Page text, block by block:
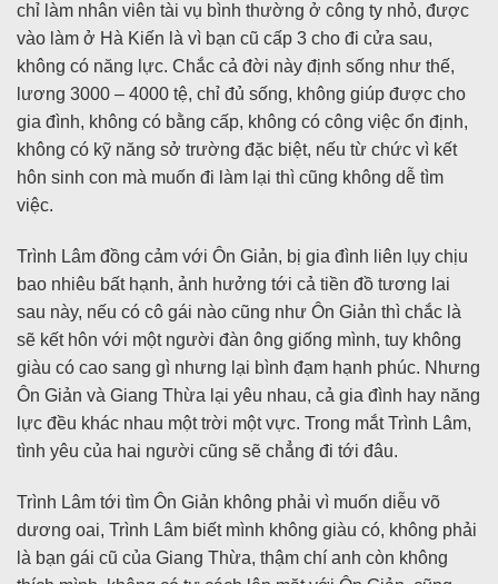
chỉ làm nhân viên tài vụ bình thường ở công ty nhỏ, được
vào làm ở Hà Kiến là vì bạn cũ cấp 3 cho đi cửa sau,
không có năng lực. Chắc cả đời này định sống như thế,
lương 3000 – 4000 tệ, chỉ đủ sống, không giúp được cho
gia đình, không có bằng cấp, không có công việc ổn định,
không có kỹ năng sở trường đặc biệt, nếu từ chức vì kết
hôn sinh con mà muốn đi làm lại thì cũng không dễ tìm
việc.
Trình Lâm đồng cảm với Ôn Giản, bị gia đình liên lụy chịu
bao nhiêu bất hạnh, ảnh hưởng tới cả tiền đồ tương lai
sau này, nếu có cô gái nào cũng như Ôn Giản thì chắc là
sẽ kết hôn với một người đàn ông giống mình, tuy không
giàu có cao sang gì nhưng lại bình đạm hạnh phúc. Nhưng
Ôn Giản và Giang Thừa lại yêu nhau, cả gia đình hay năng
lực đều khác nhau một trời một vực. Trong mắt Trình Lâm,
tình yêu của hai người cũng sẽ chẳng đi tới đâu.
Trình Lâm tới tìm Ôn Giản không phải vì muốn diễu võ
dương oai, Trình Lâm biết mình không giàu có, không phải
là bạn gái cũ của Giang Thừa, thậm chí anh còn không